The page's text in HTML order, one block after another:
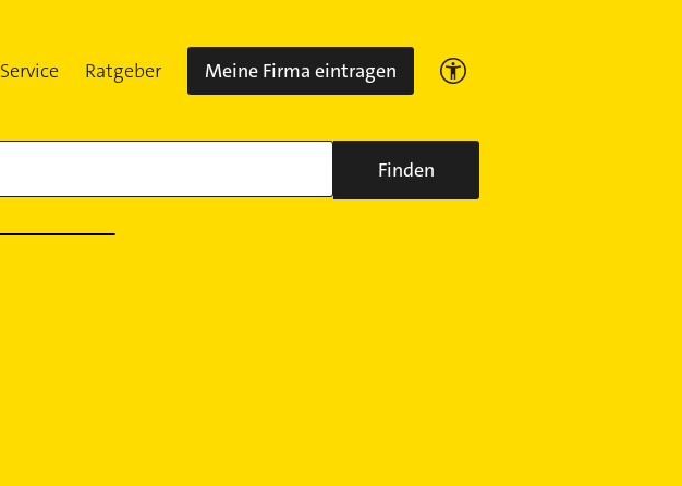
Service Ratgeber Meine Firma eintragen
Finden